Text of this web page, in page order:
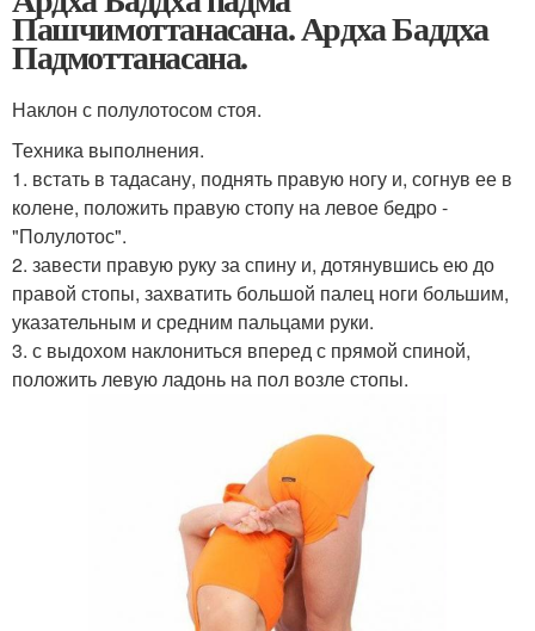
Пашчимоттанасана. Ардха Баддха
Падмоттанасана.
Наклон с полулотосом стоя.
Техника выполнения.
1. встать в тадасану, поднять правую ногу и, согнув ее в
колене, положить правую стопу на левое бедро -
"Полулотос".
2. завести правую руку за спину и, дотянувшись ею до
правой стопы, захватить большой палец ноги большим,
указательным и средним пальцами руки.
3. с выдохом наклониться вперед с прямой спиной,
положить левую ладонь на пол возле стопы.